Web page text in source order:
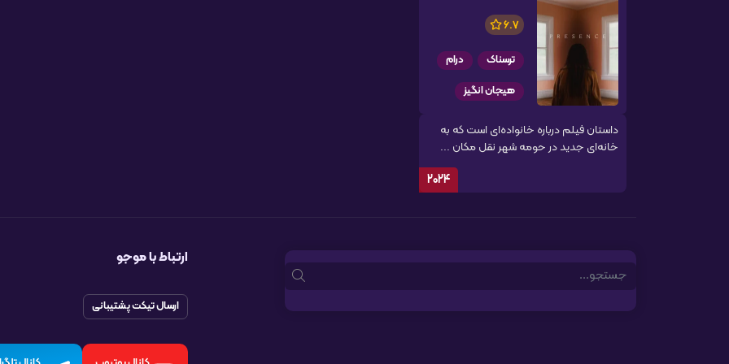
6.7
ترسناک
درام
هیجان انگیز
داستان فیلم درباره خانواده‌ای است که به
خانه‌ای جدید در حومه شهر نقل مکان ...
2024
Search
ارتباط با موجو
ارسال تیکت پشتیبانی